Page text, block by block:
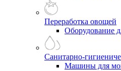
Переработка овощей
Оборудование
Санитарно-
Машины для